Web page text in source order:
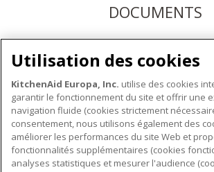
DOCUMENTS
Téléchargez les modes d'emploi ici ou
produit pour bénéficier du service après-
À PROPOS DE KITCHENAID
Utilisation des cookies
KitchenAid Europa, Inc. utilise des cookies
garantir le fonctionnement du site et offrir une
navigation fluide (cookies strictement
consentement, nous utilisons également des
améliorer les performances du site Web et
fonctionnalités supplémentaires (cookies
analyses statistiques et mesurer l'audience